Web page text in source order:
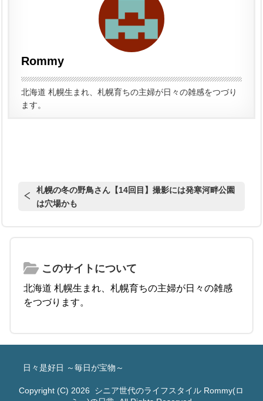
Rommy
北海道 札幌生まれ、札幌育ちの主婦が日々の雑感をつづり
ます。
札幌の冬の野鳥さん【14回目】撮影には発寒河畔公園
は穴場かも
このサイトについて
北海道 札幌生まれ、札幌育ちの主婦が日々の雑感
をつづります。
日々是好日 ～毎日が宝物～
Copyright (C) 2026 シニア世代のライフスタイル Rommy(ロ